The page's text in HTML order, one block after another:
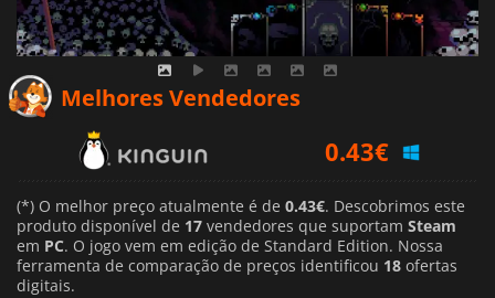
Melhores Vendedores
0.95€
1.00€
(*) O melhor preço atualmente é de 0.43€. Descobrimos este
produto disponível de 17 vendedores que suportam Steam
em PC. O jogo vem em edição de Standard Edition. Nossa
ferramenta de comparação de preços identificou 18 ofertas
digitais.